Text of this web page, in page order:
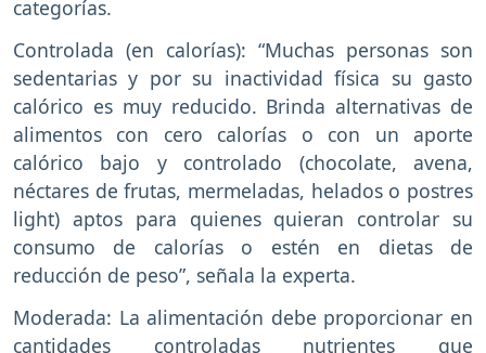
categorías.
Controlada (en calorías): “Muchas personas son
sedentarias y por su inactividad física su gasto
calórico es muy reducido. Brinda alternativas de
alimentos con cero calorías o con un aporte
calórico bajo y controlado (chocolate, avena,
néctares de frutas, mermeladas, helados o postres
light) aptos para quienes quieran controlar su
consumo de calorías o estén en dietas de
reducción de peso”, señala la experta.
Moderada: La alimentación debe proporcionar en
cantidades controladas nutrientes que